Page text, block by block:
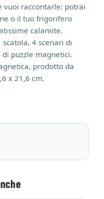
vuoi raccontarle: potrai
o il tuo frigorifero
calamite.
4 scenari di
puzzle magnetici.
prodotto da
x 21,6 cm.